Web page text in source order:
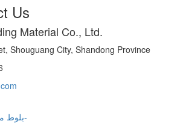
Us
Material Co., Ltd.
Shouguang City, Shandong Province